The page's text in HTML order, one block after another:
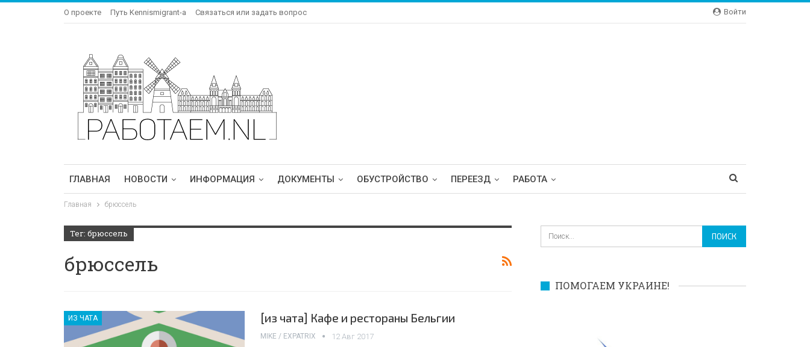
Войти
О проекте Путь Kennismigrant-a Связаться или задать вопрос
ГЛАВНАЯ НОВОСТИ ИНФОРМАЦИЯ ДОКУМЕНТЫ ОБУСТРОЙСТВО ПЕРЕЕЗД РАБОТА
Главная брюссель
Тег: брюссель
брюссель
ИЗ ЧАТА [из чата] Кафе и рестораны Бельгии
MIKE / EXPATRIX
12 Авг 2017
ПОМОГАЕМ УКРАИНЕ!